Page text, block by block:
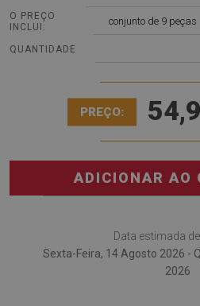
O PREÇO
INCLUI:
conjunto de 9 peças
QUANTIDADE
PREÇO:
ADICIONAR AO
Data estimada
Sexta-Feira, 14 Agosto 2026 -
2026